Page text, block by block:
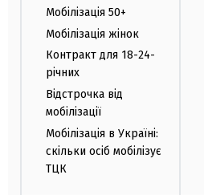
Мобілізація 50+
Мобілізація жінок
Контракт для 18-24-
річних
Відстрочка від
мобілізації
Мобілізація в Україні:
скільки осіб мобілізує
ТЦК